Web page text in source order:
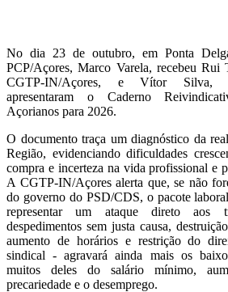
No dia 23 de outubro, em Ponta
PCP/Açores, Marco Varela, recebeu Rui
CGTP-IN/Açores, e Vítor Silva,
apresentaram o Caderno
Açorianos para 2026.
O documento traça um diagnóstico da
Região, evidenciando dificuldades
compra e incerteza na vida profissional e
A CGTP-IN/Açores alerta que, se não
do governo do PSD/CDS, o pacote
representar um ataque direto aos
despedimentos sem justa causa,
aumento de horários e restrição do
sindical - agravará ainda mais os
muitos deles do salário mínimo,
precariedade e o desemprego.